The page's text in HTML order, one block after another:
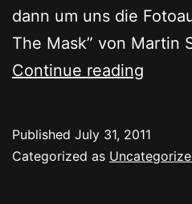
dann um uns die
The Mask” von Martin
Continue reading
Published July 31, 2011
Categorized as